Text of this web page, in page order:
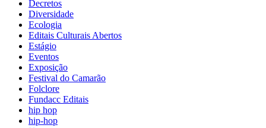
Decretos
Diversidade
Ecologia
Editais Culturais Abertos
Estágio
Eventos
Exposição
Festival do Camarão
Folclore
Fundacc Editais
hip hop
hip-hop